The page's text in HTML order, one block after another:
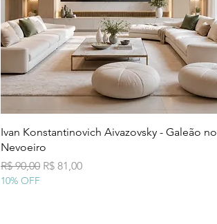
Visualização rápida
Ivan Konstantinovich Aivazovsky - Galeão no
Nevoeiro
Preço normal
R$ 90,00 Preço promocional
R$ 81,00
10% OFF